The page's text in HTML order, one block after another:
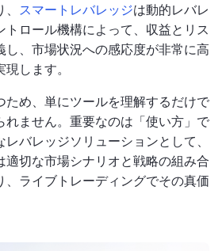
スマートレバレッジは動的レバレ
トロール機構によって、収益とリス
し、市場状況への感応度が非常に高
します。
ため、単にツールを理解するだけで
れません。重要なのは「使い方」で
バレッジソリューションとして、
適切な市場シナリオと戦略の組み合
、ライブトレーディングでその真価